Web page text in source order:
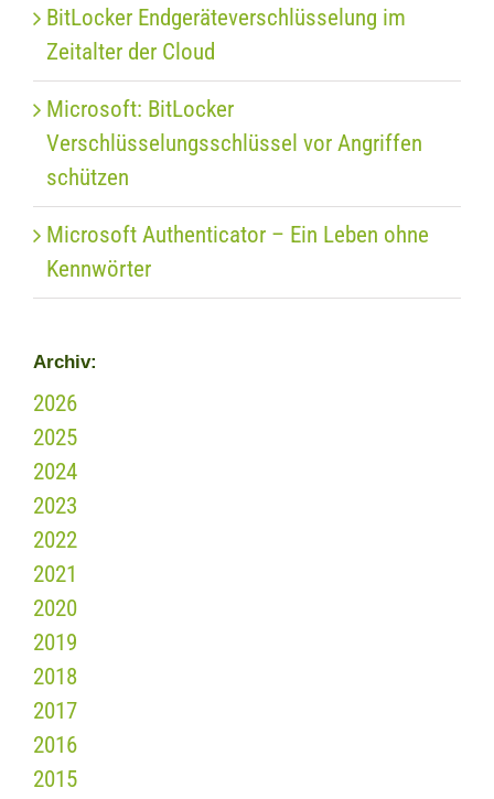
BitLocker Endgeräteverschlüsselung im
Zeitalter der Cloud
Microsoft: BitLocker
Verschlüsselungsschlüssel vor Angriffen
schützen
Microsoft Authenticator – Ein Leben ohne
Kennwörter
Archiv:
2026
2025
2024
2023
2022
2021
2020
2019
2018
2017
2016
2015